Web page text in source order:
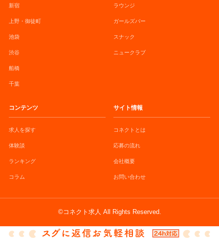
新宿
上野・御徒町
池袋
渋谷
船橋
千葉
ラウンジ
ガールズバー
スナック
ニュークラブ
コンテンツ
求人を探す
体験談
ランキング
コラム
サイト情報
コネクトとは
応募の流れ
会社概要
お問い合わせ
©コネクト求人 All Rights Reserved.